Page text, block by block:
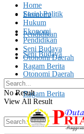
Ekonomi
Pendidikan
Seni Budaya
Otonomi Daerah
Ragam Berita
Home
Sosial Politik
Hukum
Ekonomi
Pendidikan
Seni Budaya
Otonomi Daerah
Ragam Berita
No Result
View All Result